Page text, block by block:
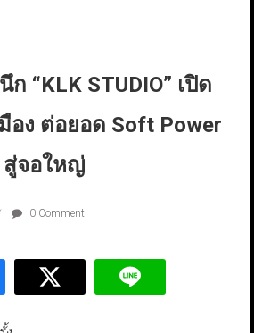
ก “KLK STUDIO” เปิด
อง ต่อยอด Soft Power
สู่จอใหญ่
0 Comment